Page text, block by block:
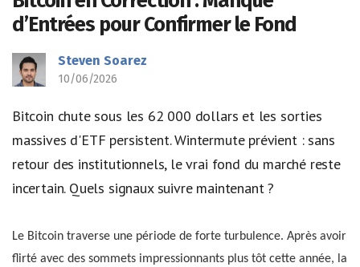
d’Entrées pour Confirmer le Fond
Steven Soarez
10/06/2026
Bitcoin chute sous les 62 000 dollars et les sorties
massives d'ETF persistent. Wintermute prévient : sans
retour des institutionnels, le vrai fond du marché reste
incertain. Quels signaux suivre maintenant ?
Le Bitcoin traverse une période de forte turbulence. Après avoir
flirté avec des sommets impressionnants plus tôt cette année, la